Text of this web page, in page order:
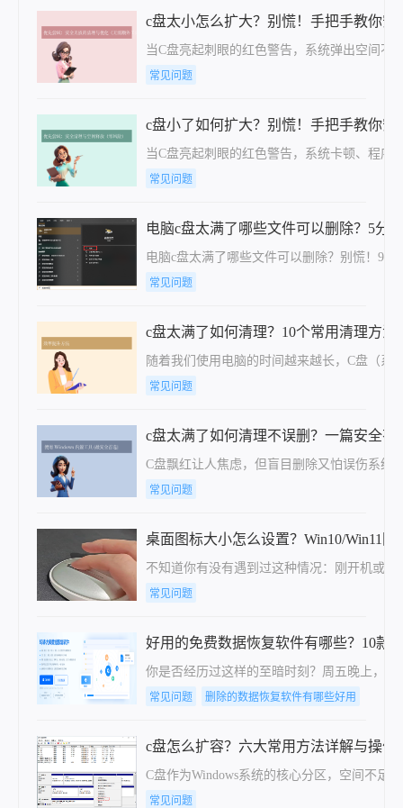
c盘太小怎么扩大？别慌！手把手教你安
当C盘亮起刺眼的红色警告，系统弹出空间不
常见问题
c盘小了如何扩大？别慌！手把手教你安
当C盘亮起刺眼的红色警告，系统卡顿、程
常见问题
电脑c盘太满了哪些文件可以删除？5分
电脑c盘太满了哪些文件可以删除？别慌！
常见问题
c盘太满了如何清理？10个常用清理方法
随着我们使用电脑的时间越来越长，C盘（
常见问题
c盘太满了如何清理不误删？一篇安全有
​C盘飘红让人焦虑，但盲目删除又怕误伤系统
常见问题
桌面图标大小怎么设置？Win10/Win11
不知道你有没有遇到过这种情况：刚开机或
常见问题
好用的免费数据恢复软件有哪些？10款
你是否经历过这样的至暗时刻？周五晚上，赶
常见问题 删除的数据恢复软件有哪些好用
c盘怎么扩容？六大常用方法详解与操作
C盘作为Windows系统的核心分区，空间不足
常见问题